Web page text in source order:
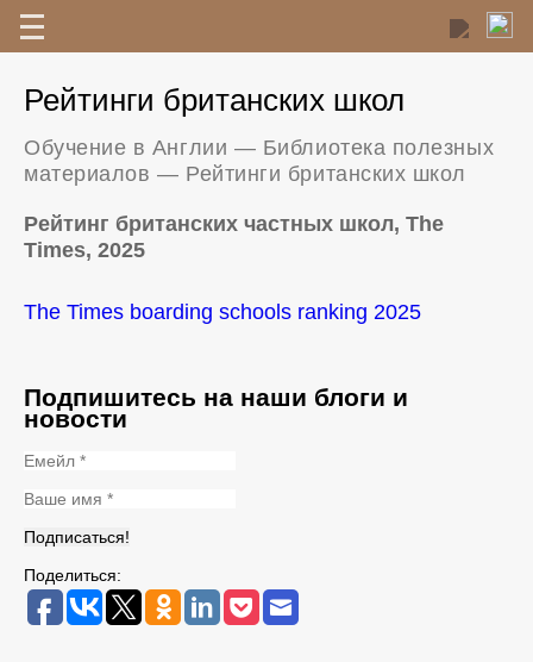
Рейтинги британских школ
Обучение в Англии — Библиотека полезных
материалов — Рейтинги британских школ
Рейтинг британских частных школ, The
Times, 2025
The Times boarding schools ranking 2025
Подпишитесь на наши блоги и
новости
Поделиться: